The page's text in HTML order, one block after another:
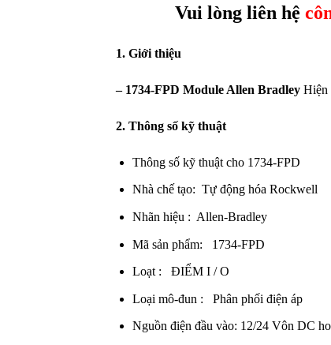
Vui lòng liên hệ
1. Giới thiệu
– 1734-FPD Module Allen Bradley Hiện
2. Thông số kỹ thuật
Thông số kỹ thuật cho 1734-FPD
Nhà chế tạo: Tự động hóa Rockwell
Nhãn hiệu : Allen-Bradley
Mã sản phẩm: 1734-FPD
Loạt : ĐIỂM I / O
Loại mô-đun : Phân phối điện áp
Nguồn điện đầu vào: 12/24 Vôn DC